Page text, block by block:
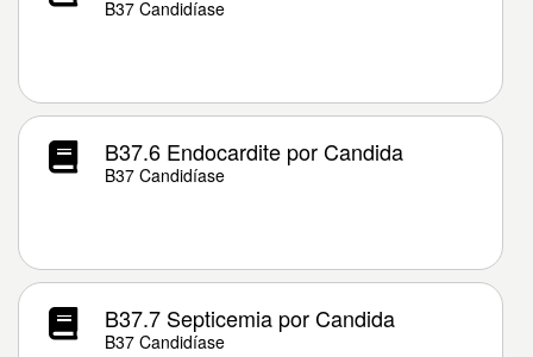
B37 Candidíase
B37.6 Endocardite por Candida
B37 Candidíase
B37.7 Septicemia por Candida
B37 Candidíase